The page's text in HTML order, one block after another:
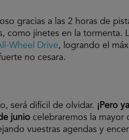
gracias a las 2 horas de
como jinetes en la tormenta.
Wheel Drive, logrando el
no cesara.
será difícil de olvidar. ¡Pero
junio celebraremos la mayor
vuestras agendas y